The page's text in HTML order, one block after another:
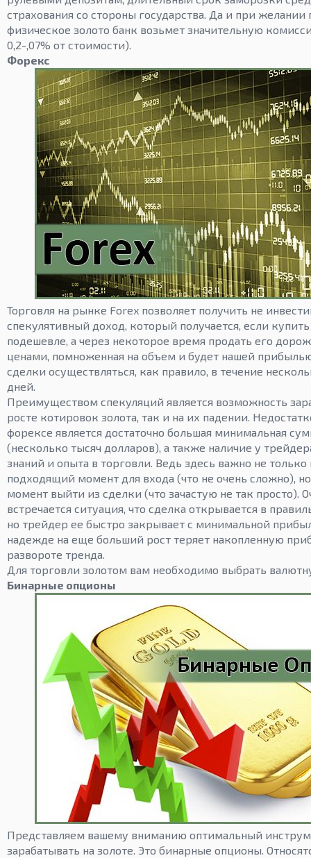
страхования со стороны государства. Да и при желании
физическое золото банк возьмет значительную
0,2-,07% от стоимости).
Форекс
Торговля на рынке Forex позволяет получить не
спекулятивный доход, который получается, если
подешевле, а через некоторое время продать его
ценами, помноженная на объем и будет нашей
сделки осуществляться, как правило, в течение
дней.
Преимуществом спекуляций является возможность
росте котировок золота, так и на их падении.
форексе является достаточно большая минимальная
(несколько тысяч долларов), а также наличие у
знаний и опыта в торговли. Ведь здесь важно не только
подходящий момент для входа (что не очень сложно),
момент выйти из сделки (что зачастую не так просто).
встречается ситуация, что сделка открывается в
но трейдер ее быстро закрывает с минимальной
надежде на еще больший рост теряет накопленную
развороте тренда.
Для торговли золотом вам необходимо выбрать
Бинарные опционы
Представляем вашему вниманию оптимальный
зарабатывать на золоте. Это бинарные опционы.